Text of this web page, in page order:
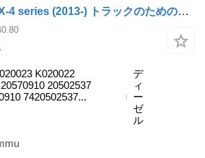
Volvo FH, FM, FMX-4 series (2013-) トラックのためのKnorr-Bremse K001411 ブレーキ制御バルブ
K020022
20502537
7420502537...
デ
ィ
ー
ゼ
ル